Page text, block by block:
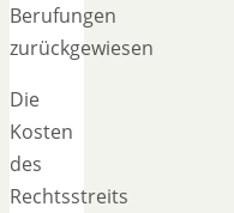
Berufungen
zurückgewiesen
Die
Kosten
des
Rechtsstreits